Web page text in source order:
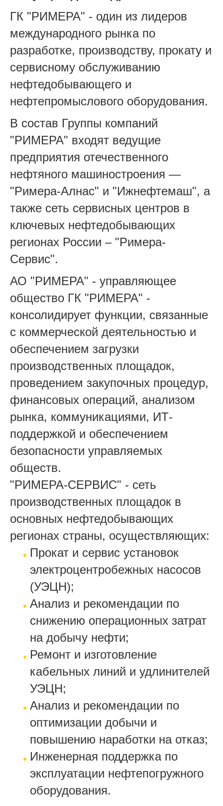
ГК "РИМЕРА" - один из лидеров
международного рынка по
разработке, производству, прокату и
сервисному обслуживанию
нефтедобывающего и
нефтепромыслового оборудования.
В состав Группы компаний
"РИМЕРА" входят ведущие
предприятия отечественного
нефтяного машиностроения —
"Римера-Алнас" и "Ижнефтемаш", а
также сеть сервисных центров в
ключевых нефтедобывающих
регионах России – "Римера-
Сервис".
АО "РИМЕРА" - управляющее
общество ГК "РИМЕРА" -
консолидирует функции, связанные
с коммерческой деятельностью и
обеспечением загрузки
производственных площадок,
проведением закупочных процедур,
финансовых операций, анализом
рынка, коммуникациями, ИТ-
поддержкой и обеспечением
безопасности управляемых
обществ.
"РИМЕРА-СЕРВИС" - сеть
производственных площадок в
основных нефтедобывающих
регионах страны, осуществляющих:
Прокат и сервис установок
электроцентробежных насосов
(УЭЦН);
Анализ и рекомендации по
снижению операционных затрат
на добычу нефти;
Ремонт и изготовление
кабельных линий и удлинителей
УЭЦН;
Анализ и рекомендации по
оптимизации добычи и
повышению наработки на отказ;
Инженерная поддержка по
эксплуатации нефтепогружного
оборудования.